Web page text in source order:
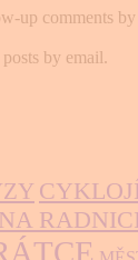
up comments by
by email.